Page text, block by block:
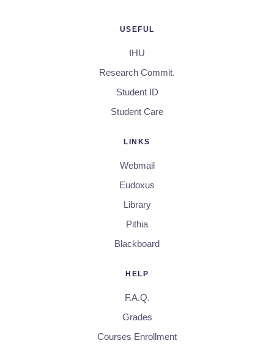
USEFUL
IHU
Research Commit.
Student ID
Student Care
LINKS
Webmail
Eudoxus
Library
Pithia
Blackboard
HELP
F.A.Q.
Grades
Courses Enrollment